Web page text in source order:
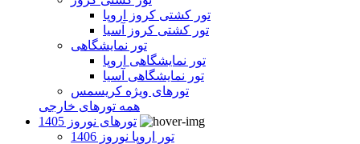
تور کشتی کروز اروپا
تور کشتی کروز آسیا
تور نمایشگاهی
تور نمایشگاهی اروپا
تور نمایشگاهی آسیا
تورهای ویژه کریسمس
همه تورهای خارجی
تورهای نوروز 1405
تور اروپا نوروز 1406